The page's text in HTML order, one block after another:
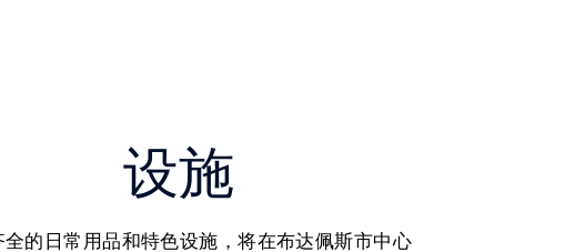
设施
的日常用品和特色设施，将在布达佩斯市中心